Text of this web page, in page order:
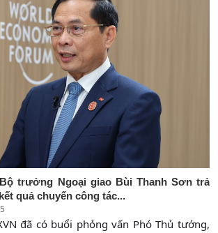
trưởng Ngoại giao Bùi Thanh Sơn trả
quả chuyến công tác...
đã có buổi phỏng vấn Phó Thủ tướng,